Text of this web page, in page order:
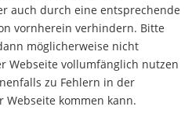
auch durch eine entsprechende
vornherein verhindern. Bitte
möglicherweise nicht
Webseite vollumfänglich nutzen
zu Fehlern in der
kommen kann.